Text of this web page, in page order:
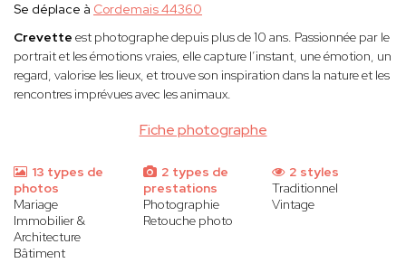
Fiche photographe
Se déplace à Cordemais 44360
Crevette est photographe depuis plus de 10 ans. Passionnée par le
portrait et les émotions vraies, elle capture l’instant, une émotion, un
regard, valorise les lieux, et trouve son inspiration dans la nature et les
rencontres imprévues avec les animaux.
13 types de
photos
Mariage
Immobilier &
Architecture
Bâtiment
2 types de
prestations
Photographie
Retouche photo
2 styles
Traditionnel
Vintage